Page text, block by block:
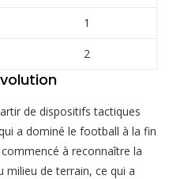
1
2
de dispositifs tactiques
a dominé le football à la fin
à reconnaître la
milieu de terrain, ce qui a